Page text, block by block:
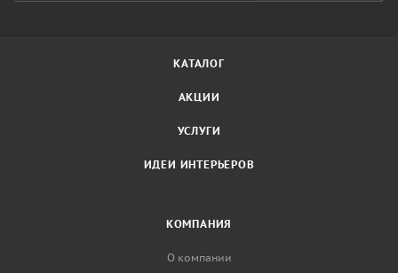
КАТАЛОГ
АКЦИИ
УСЛУГИ
ИДЕИ ИНТЕРЬЕРОВ
КОМПАНИЯ
О компании